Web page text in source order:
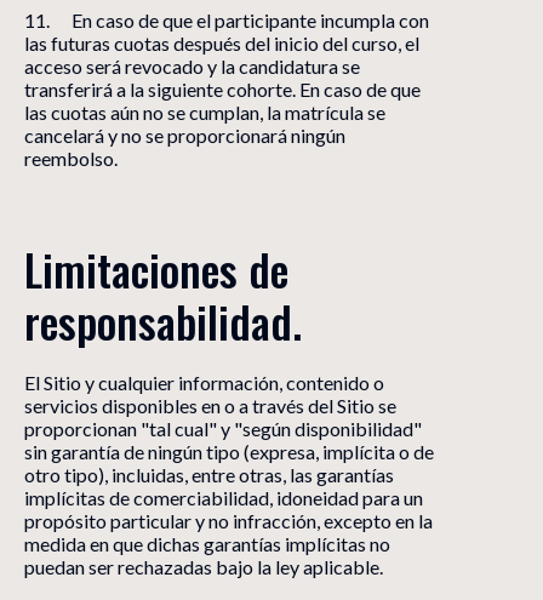
11. En caso de que el participante incumpla con
las futuras cuotas después del inicio del curso, el
acceso será revocado y la candidatura se
transferirá a la siguiente cohorte. En caso de que
las cuotas aún no se cumplan, la matrícula se
cancelará y no se proporcionará ningún
reembolso.
Limitaciones de
responsabilidad.
El Sitio y cualquier información, contenido o
servicios disponibles en o a través del Sitio se
proporcionan "tal cual" y "según disponibilidad"
sin garantía de ningún tipo (expresa, implícita o de
otro tipo), incluidas, entre otras, las garantías
implícitas de comerciabilidad, idoneidad para un
propósito particular y no infracción, excepto en la
medida en que dichas garantías implícitas no
puedan ser rechazadas bajo la ley aplicable.